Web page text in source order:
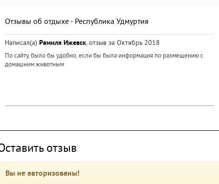
Отзывы об отдыхе - Республика Удмуртия
Написал(а) Рамиля Ижевск, отзыв за Октябрь 2018
По сайту, было бы удобно, если бы была информация по размещению с
домашним животным
отзыв
Вы не авторизованы!